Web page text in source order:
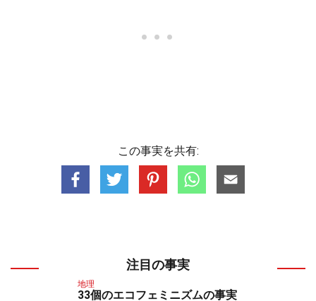
この事実を共有:
注目の事実
地理
33個のエコフェミニズムの事実